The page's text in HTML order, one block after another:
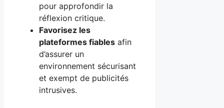
pour approfondir la
réflexion critique.
Favorisez les
plateformes fiables afin
d’assurer un
environnement sécurisant
et exempt de publicités
intrusives.